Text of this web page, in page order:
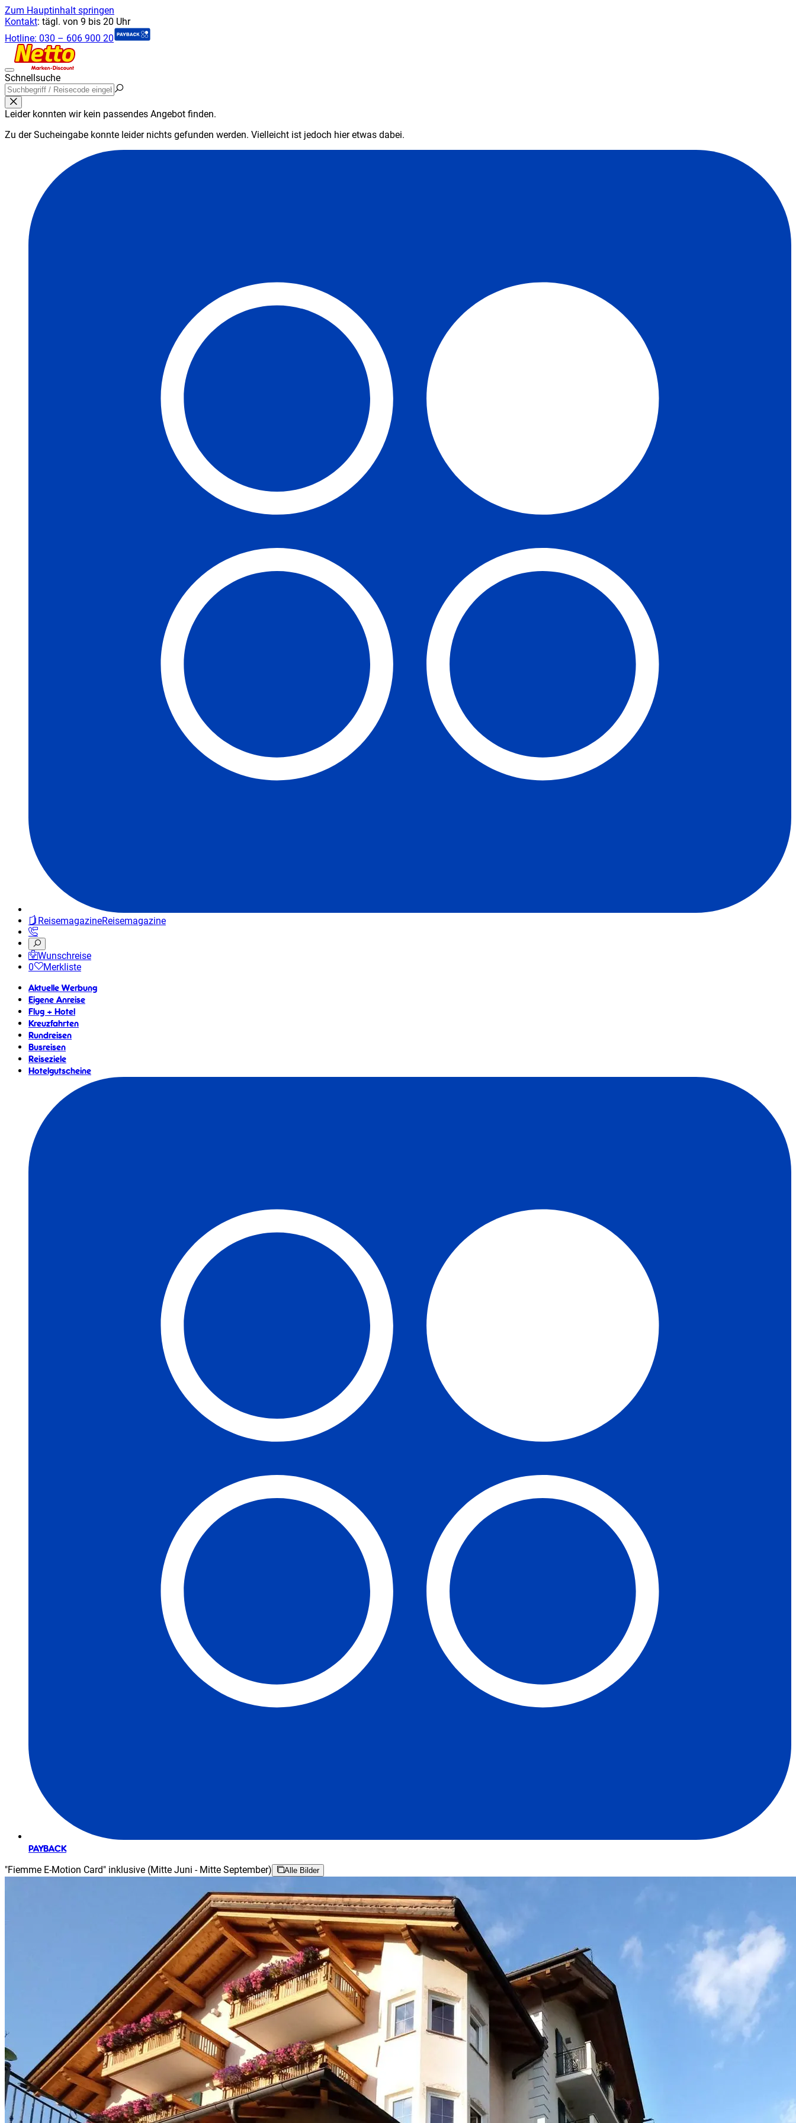
Zum Hauptinhalt springen
Kontakt: tägl. von 9 bis 20 Uhr
Hotline: 030 – 606 900 20
Schnellsuche
Leider konnten wir kein passendes Angebot finden.
Zu der Sucheingabe konnte leider nichts gefunden werden. Vielleicht ist jedoch hier etwas dabei.
ReisemagazineReisemagazine
Wunschreise
0
Merkliste
Aktuelle Werbung
Eigene Anreise
Flug + Hotel
Kreuzfahrten
Rundreisen
Busreisen
Reiseziele
Hotelgutscheine
PAYBACK
"Fiemme E-Motion Card" inklusive (Mitte Juni - Mitte September) Alle Bilder